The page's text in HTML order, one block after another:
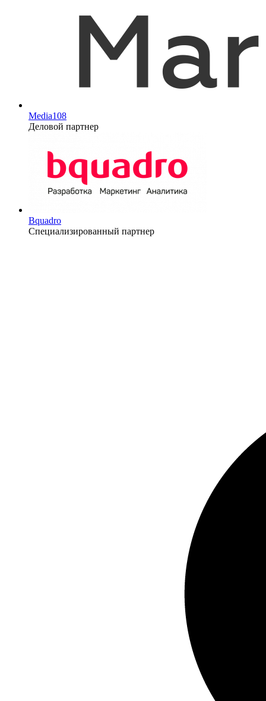
Media108
Деловой партнер
Bquadro
Специализированный партнер